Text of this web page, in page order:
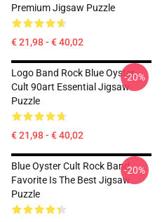
Premium Jigsaw Puzzle
€ 21,98 - € 40,02
Logo Band Rock Blue Oyster
Cult 90art Essential Jigsaw
Puzzle
€ 21,98 - € 40,02
-20%
Blue Oyster Cult Rock Band
Favorite Is The Best Jigsaw
Puzzle
-20%